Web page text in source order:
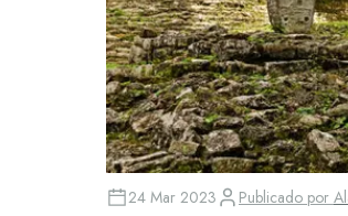
24 Mar 2023 Publicado por